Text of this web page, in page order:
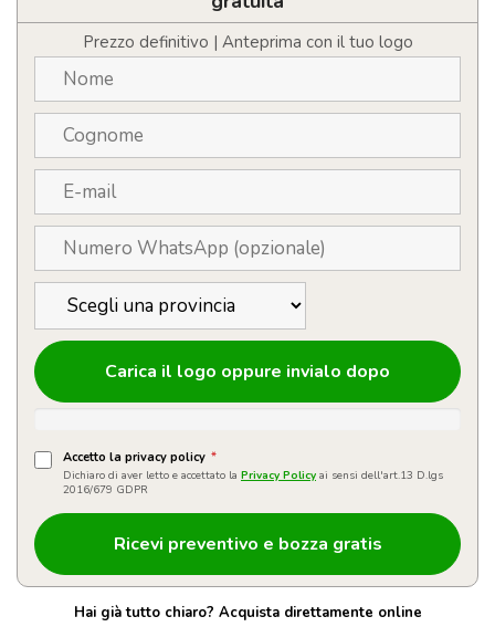
15W
quantità
Prezzo definitivo | Anteprima con il tuo logo
Carica il logo oppure invialo dopo
Accetto la privacy policy *
Dichiaro di aver letto e accettato la Privacy Policy ai sensi dell'art.13 D.lgs
2016/679 GDPR
Hai già tutto chiaro? Acquista direttamente online